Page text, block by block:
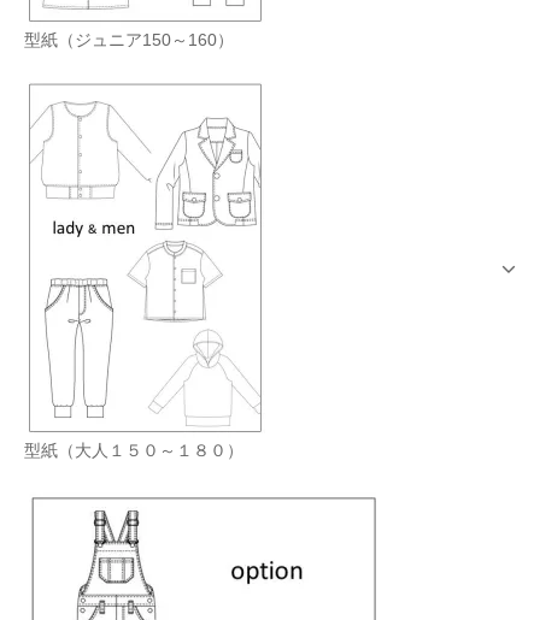
型紙（ジュニア150～160）
型紙（大人１５０～１８０）